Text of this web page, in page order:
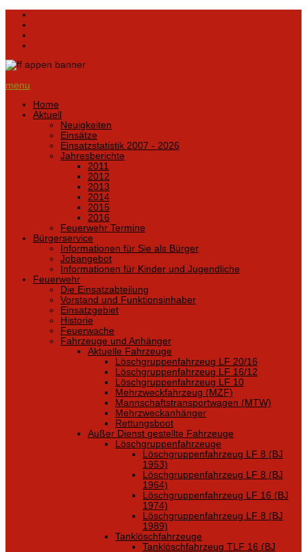
menu
Home
Aktuell
Neuigkeiten
Einsätze
Einsatzstatistik 2007 - 2026
Jahresberichte
2011
2012
2013
2014
2015
2016
Feuerwehr Termine
Bürgerservice
Informationen für Sie als Bürger
Jobangebot
Informationen für Kinder und Jugendliche
Feuerwehr
Die Einsatzabteilung
Vorstand und Funktionsinhaber
Einsatzgebiet
Historie
Feuerwache
Fahrzeuge und Anhänger
Aktuelle Fahrzeuge
Löschgruppenfahrzeug LF 20/16
Löschgruppenfahrzeug LF 16/12
Löschgruppenfahrzeug LF 10
Mehrzweckfahrzeug (MZF)
Mannschaftstransportwagen (MTW)
Mehrzweckanhänger
Rettungsboot
Außer Dienst gestellte Fahrzeuge
Löschgruppenfahrzeuge
Löschgruppenfahrzeug LF 8 (BJ
1953)
Löschgruppenfahrzeug LF 8 (BJ
1964)
Löschgruppenfahrzeug LF 16 (BJ
1974)
Löschgruppenfahrzeug LF 8 (BJ
1989)
Tanklöschfahrzeuge
Tanklöschfahrzeug TLF 16 (BJ